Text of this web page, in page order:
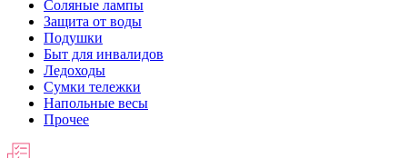
Соляные лампы
Защита от воды
Подушки
Быт для инвалидов
Ледоходы
Сумки тележки
Напольные весы
Прочее